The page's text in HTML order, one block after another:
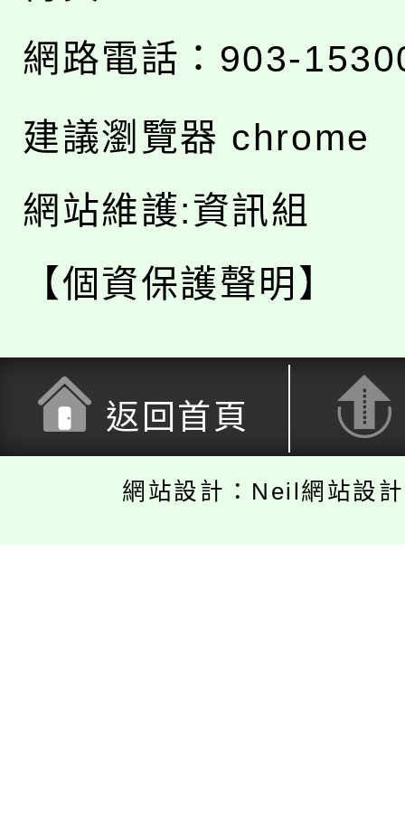
網路電話：903-
建議瀏覽器 chrome
網站維護:資訊組
【個資保護聲明】
返回首頁
網站設計：Neil網站設